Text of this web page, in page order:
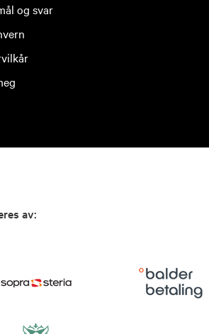
og svar
av: